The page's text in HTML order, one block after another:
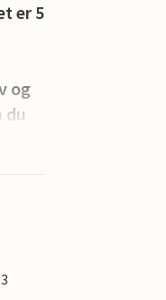
er 5
og
du